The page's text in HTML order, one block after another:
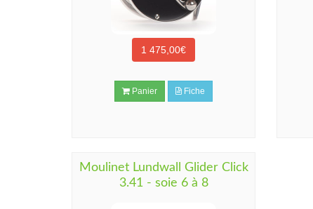
1 475,00€
Panier Fiche
Moulinet Lundwall Glider Click
3.41 - soie 6 à 8